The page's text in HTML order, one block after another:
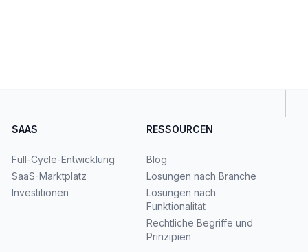
SAAS
Full-Cycle-Entwicklung
SaaS-Marktplatz
Investitionen
RESSOURCEN
Blog
Lösungen nach Branche
Lösungen nach
Funktionalität
Rechtliche Begriffe und
Prinzipien